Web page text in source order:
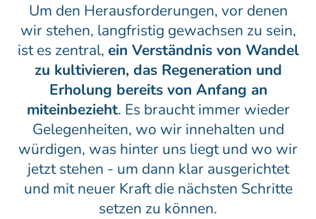
Um den Herausforderungen, vor denen
wir stehen, langfristig gewachsen zu sein,
ist es zentral, ein Verständnis von Wandel
zu kultivieren, das Regeneration und
Erholung bereits von Anfang an
miteinbezieht. Es braucht immer wieder
Gelegenheiten, wo wir innehalten und
würdigen, was hinter uns liegt und wo wir
jetzt stehen - um dann klar ausgerichtet
und mit neuer Kraft die nächsten Schritte
setzen zu können.